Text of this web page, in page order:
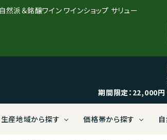
＆銘醸ワイン ワインショップ サリュー
期間限定：22,000円
生産地域から探す 価格帯から探す